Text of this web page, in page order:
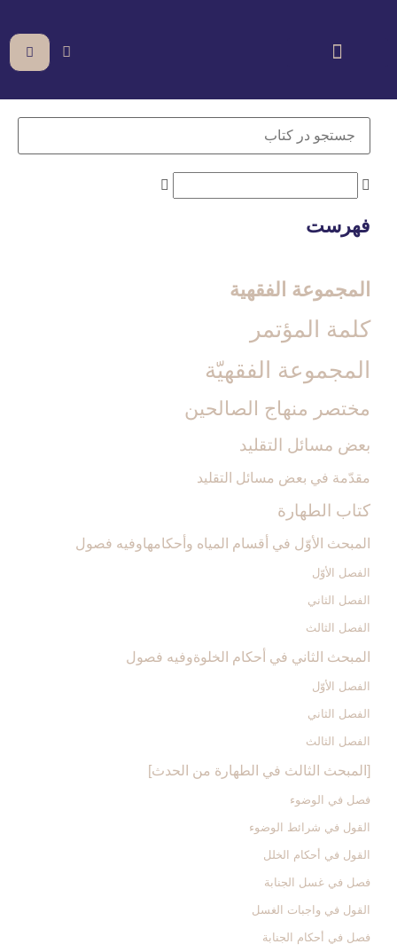
فهرست
المجموعة الفقهیة
كلمة المؤتمر
المجموعة الفقهيّة
مختصر منهاج الصالحين‏
بعض مسائل التقليد
مقدّمة في بعض مسائل التقليد
كتاب الطهارة
المبحث الأوّل في أقسام المياه وأحكامهاوفيه فصول‏
الفصل الأوّل‏
الفصل الثاني‏
الفصل الثالث‏
المبحث الثاني في أحكام الخلوةوفيه فصول
الفصل الأوّل‏
الفصل الثاني‏
الفصل الثالث‏
[المبحث الثالث في الطهارة من الحدث‏]
فصل في الوضوء
القول في شرائط الوضوء
القول في أحكام الخلل‏
فصل في غسل الجنابة
القول في واجبات الغسل‏
فصل في أحكام الجنابة